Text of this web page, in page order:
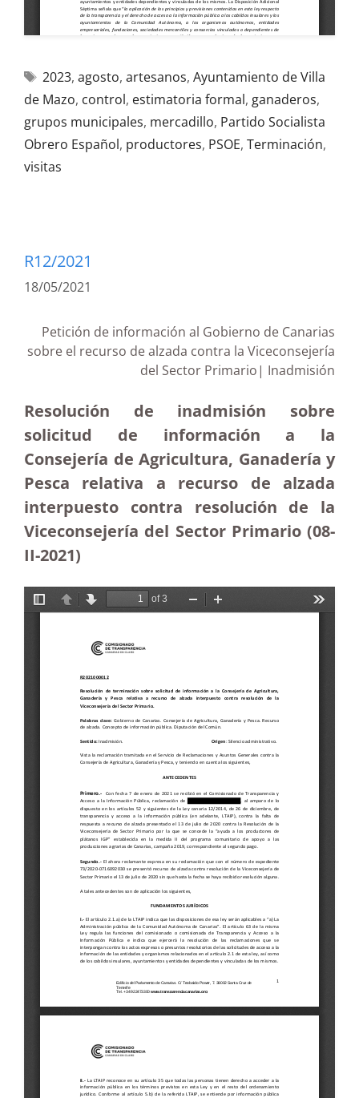
2023, agosto, artesanos, Ayuntamiento de Villa
de Mazo, control, estimatoria formal, ganaderos,
grupos municipales, mercadillo, Partido Socialista
Obrero Español, productores, PSOE, Terminación,
visitas
R12/2021
18/05/2021
Petición de información al Gobierno de Canarias
sobre el recurso de alzada contra la Viceconsejería
del Sector Primario| Inadmisión
Resolución de inadmisión sobre
solicitud de información a la
Consejería de Agricultura, Ganadería y
Pesca relativa a recurso de alzada
interpuesto contra resolución de la
Viceconsejería del Sector Primario (08-
II-2021)